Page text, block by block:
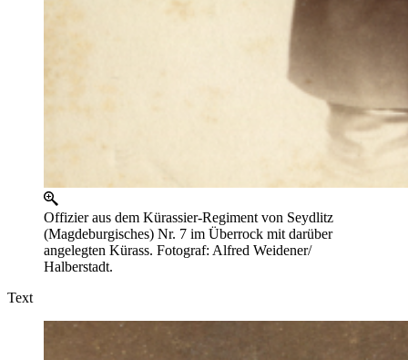
Offizier aus dem Kürassier-Regiment von Seydlitz
(Magdeburgisches) Nr. 7 im Überrock mit darüber
angelegten Kürass. Fotograf: Alfred Weidener/
Halberstadt.
Text